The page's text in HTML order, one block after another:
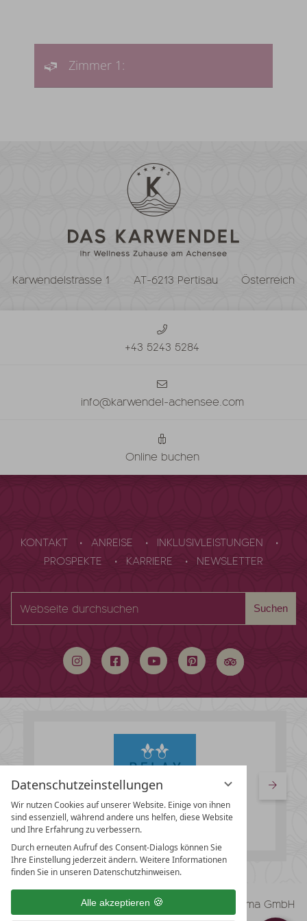
Datenschutzeinstellungen
Wir nutzen Cookies auf unserer Website. Einige von ihnen
sind essenziell, während andere uns helfen, diese Website
und Ihre Erfahrung zu verbessern.
Durch erneuten Aufruf des Consent-Dialogs können Sie
Ihre Einstellung jederzeit ändern. Weitere Informationen
finden Sie in unseren Datenschutzhinweisen.
Alle akzeptieren
Zimmer 1:
Karwendelstrasse 1 AT-6213 Pertisau Österreich
+43 5243 5284
info@karwendel-achensee.com
Online buchen
KONTAKT ANREISE
INKLUSIVLEISTUNGEN
PROSPEKTE
KARRIERE NEWSLETTER
durchsuchen
Suchen
vioma GmbH